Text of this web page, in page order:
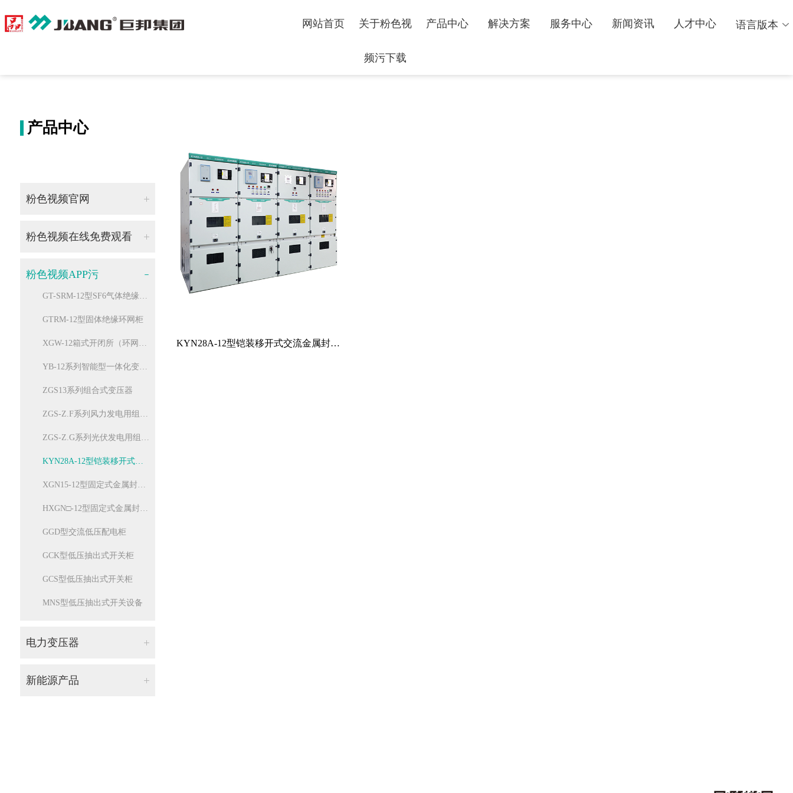
语言版本
人才中心
新闻资讯
服务中心
解决方案
产品中心
关于粉色视
频污下载
网站首页
产品中心
粉色视频官网
低压终端电器
智能终端箱
电子消防类产品
粉色视频在线免费观看
粉色视频APP污
GT-SRM-12型SF6气体绝缘环网柜
GTRM-12型固体绝缘环网柜
XGW-12箱式开闭所（环网箱）
YB-12系列智能型一体化变电站
ZGS13系列组合式变压器
ZGS-Z.F系列风力发电用组合式变压器
ZGS-Z.G系列光伏发电用组合式变压器
KYN28A-12型铠装移开式交流金属封闭开关设备
XGN15-12型固定式金属封闭环网开关设备
HXGN□-12型固定式金属封闭环网开关设备
GGD型交流低压配电柜
GCK型低压抽出式开关柜
GCS型低压抽出式开关柜
MNS型低压抽出式开关设备
电力变压器
油浸式非晶合金变压器
新能源产品
KYN28A-12型铠装移开式交流金属封…